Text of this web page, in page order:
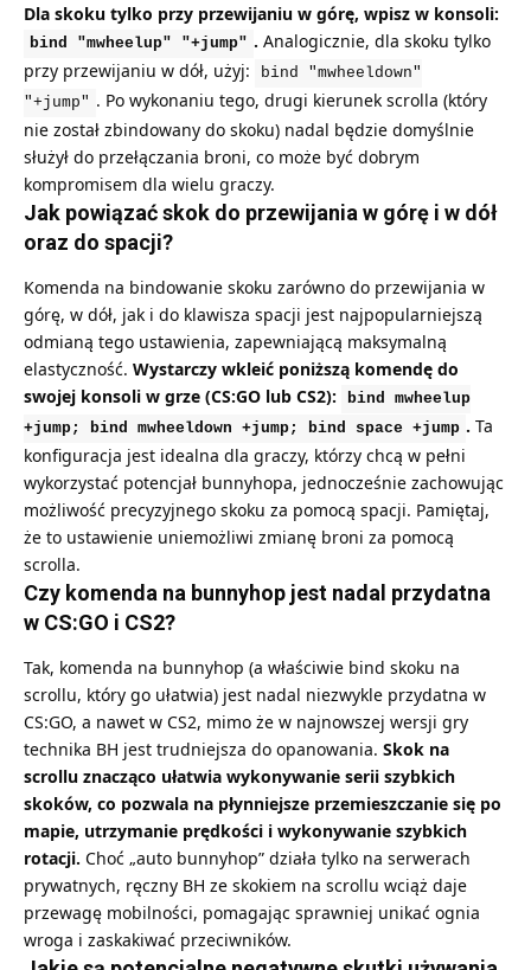
Dla skoku tylko przy przewijaniu w górę, wpisz w konsoli:
bind "mwheelup" "+jump" . Analogicznie, dla skoku tylko
przy przewijaniu w dół, użyj:
bind "mwheeldown"
"+jump" . Po wykonaniu tego, drugi kierunek scrolla (który
nie został zbindowany do skoku) nadal będzie domyślnie
służył do przełączania broni, co może być dobrym
kompromisem dla wielu graczy.
Jak powiązać skok do przewijania w górę i w dół
oraz do spacji?
Komenda na bindowanie skoku zarówno do przewijania w
górę, w dół, jak i do klawisza spacji jest najpopularniejszą
odmianą tego ustawienia, zapewniającą maksymalną
elastyczność. Wystarczy wkleić poniższą komendę do
swojej konsoli w grze (CS:GO lub CS2):
bind mwheelup
+jump; bind mwheeldown +jump; bind space +jump . Ta
konfiguracja jest idealna dla graczy, którzy chcą w pełni
wykorzystać potencjał bunnyhopa, jednocześnie zachowując
możliwość precyzyjnego skoku za pomocą spacji. Pamiętaj,
że to ustawienie uniemożliwi zmianę broni za pomocą
scrolla.
Czy komenda na bunnyhop jest nadal przydatna
w CS:GO i CS2?
Tak, komenda na bunnyhop (a właściwie bind skoku na
scrollu, który go ułatwia) jest nadal niezwykle przydatna w
CS:GO, a nawet w CS2, mimo że w najnowszej wersji gry
technika BH jest trudniejsza do opanowania. Skok na
scrollu znacząco ułatwia wykonywanie serii szybkich
skoków, co pozwala na płynniejsze przemieszczanie się po
mapie, utrzymanie prędkości i wykonywanie szybkich
rotacji. Choć „auto bunnyhop” działa tylko na serwerach
prywatnych, ręczny BH ze skokiem na scrollu wciąż daje
przewagę mobilności, pomagając sprawniej unikać ognia
wroga i zaskakiwać przeciwników.